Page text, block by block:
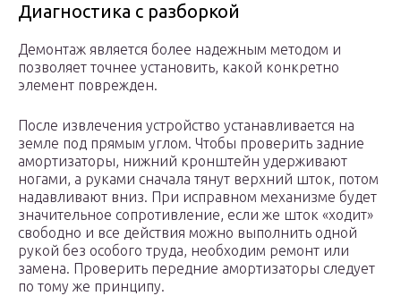
Диагностика с разборкой
Демонтаж является более надежным методом и
позволяет точнее установить, какой конкретно
элемент поврежден.
После извлечения устройство устанавливается на
земле под прямым углом. Чтобы проверить задние
амортизаторы, нижний кронштейн удерживают
ногами, а руками сначала тянут верхний шток, потом
надавливают вниз. При исправном механизме будет
значительное сопротивление, если же шток «ходит»
свободно и все действия можно выполнить одной
рукой без особого труда, необходим ремонт или
замена. Проверить передние амортизаторы следует
по тому же принципу.